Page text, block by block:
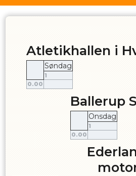
Atletikhallen i
Søndag
1
0.00
Ballerup
Onsdag
1
0.00